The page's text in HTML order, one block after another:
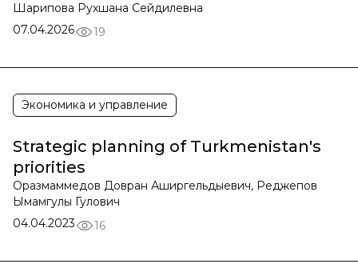
Шарипова Рухшана Сейдилевна
07.04.2026
19
Экономика и управление
Strategic planning of Turkmenistan's
priorities
Оразмаммедов Довран Аширгельдыевич, Реджепов
Ымамгулы Гулович
04.04.2023
16